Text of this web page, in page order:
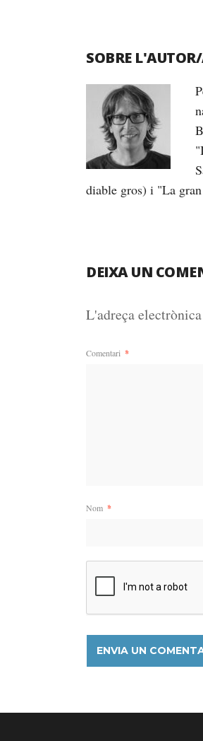
SOBRE
diable gros) i "La
DEIXA UN
L'adreça
Comentari *
Nom *